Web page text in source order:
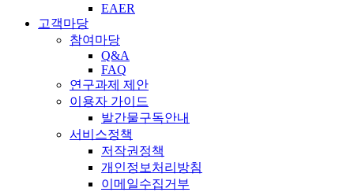
EAER
고객마당
참여마당
Q&A
FAQ
연구과제 제안
이용자 가이드
발간물구독안내
서비스정책
저작권정책
개인정보처리방침
이메일수집거부